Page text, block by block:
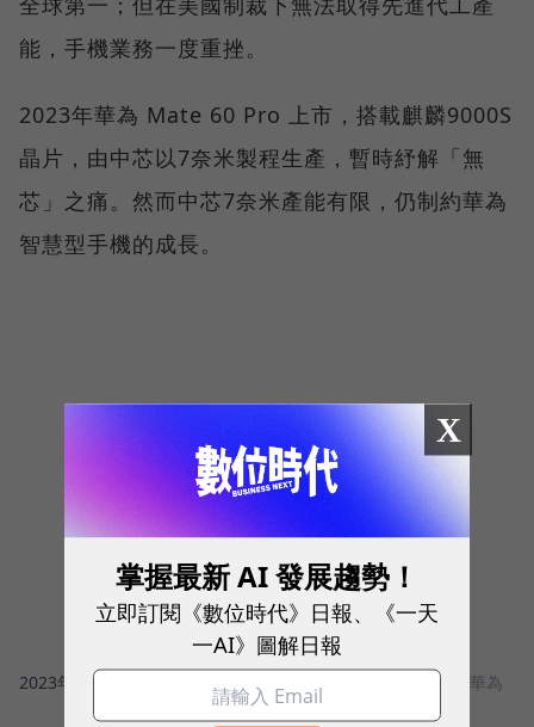
能，手機業務一度重挫。
2023年華為 Mate 60 Pro 上市，搭載麒麟9000S
晶片，由中芯以7奈米製程生產，暫時紓解「無
芯」之痛。然而中芯7奈米產能有限，仍制約華為
智慧型手機的成長。
2023年華為 Mate 60 Pro 上市，搭載麒麟9000S晶片。 圖／ 華為
X
掌握最新 AI 發展趨勢！
立即訂閱《數位時代》日報、《一天
一AI》圖解日報